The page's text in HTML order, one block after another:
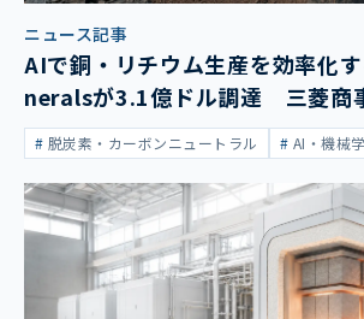
ニュース記事
AIで銅・リチウム生産を効率化
neralsが3.1億ドル調達 三菱商
脱炭素・カーボンニュートラル AI・機械